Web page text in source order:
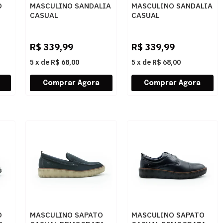
MASCULINO SANDALIA
CASUAL
R$ 339,99
5 x de R$ 68,00
MASCULINO SANDALIA
CASUAL
R$ 339,99
5 x de R$ 68,00
MASCULINO SAPATO
MASCULINO SAPATO